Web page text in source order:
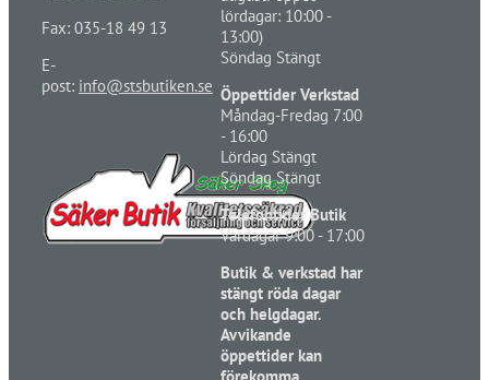
Fax: 035-18 49 13
E-
post: info@stsbutiken.se
lördagar: 10:00 -
13:00)
Söndag Stängt
Öppettider Verkstad
Måndag-Fredag 7:00
- 16:00
Lördag Stängt
Söndag Stängt
Telefontider Butik
Vardagar 9:00 - 17:00
Butik & verkstad har
stängt röda dagar
och helgdagar.
Avvikande
öppettider kan